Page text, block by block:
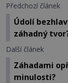
Předchozí článek
Údolí
záhadný
Další článek
Záhadami
minulosti?